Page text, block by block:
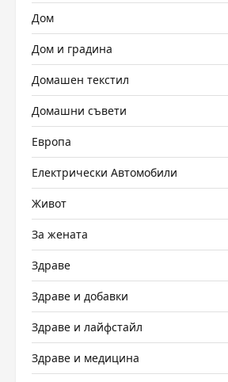
Дом
Дом и градина
Домашен текстил
Домашни съвети
Европа
Електрически Автомобили
Живот
За жената
Здраве
Здраве и добавки
Здраве и лайфстайл
Здраве и медицина